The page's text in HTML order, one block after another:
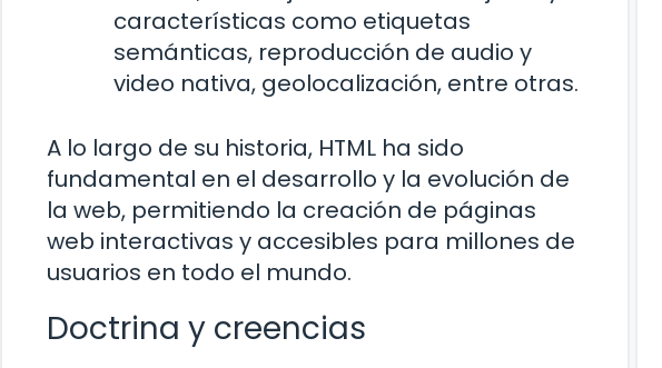
características como etiquetas
semánticas, reproducción de audio y
video nativa, geolocalización, entre otras.
A lo largo de su historia, HTML ha sido
fundamental en el desarrollo y la evolución de
la web, permitiendo la creación de páginas
web interactivas y accesibles para millones de
usuarios en todo el mundo.
Doctrina y creencias